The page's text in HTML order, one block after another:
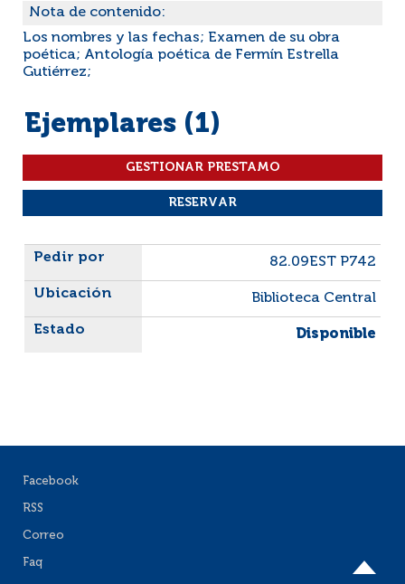
Nota de contenido:
Los nombres y las fechas; Examen de su obra
poética; Antología poética de Fermín Estrella
Gutiérrez;
Ejemplares (1)
Liste des exemplaires
82.09EST P742
Biblioteca Central
Disponible
Facebook
RSS
Correo
Faq